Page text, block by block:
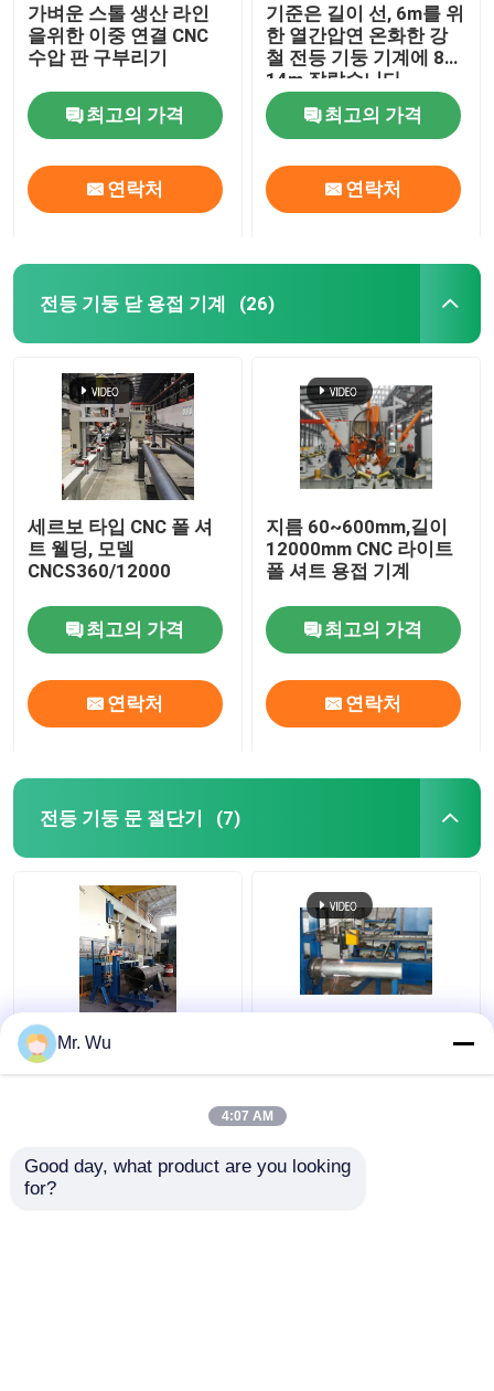
가벼운 스톨 생산 라인
을위한 이중 연결 CNC
수압 판 구부리기
최고의 가격
연락처
기준은 길이 선, 6m를 위
한 열간압연 온화한 강
철 전등 기둥 기계에 8m
14m 잘랐습니다
최고의 가격
연락처
전등 기둥 닫 용접 기계 (26)
세르보 타입 CNC 폴 셔
트 웰딩, 모델
CNCS360/12000
최고의 가격
연락처
지름 60~600mm,길이
12000mm CNC 라이트
폴 셔트 용접 기계
최고의 가격
연락처
전등 기둥 문 절단기 (7)
모형 680/2000 Cnc
2000mm 전등 기둥 문
Mr. Wu
4:07 AM
Good day, what product are you looking
for?